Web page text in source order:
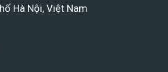
Hà Nội, Việt Nam